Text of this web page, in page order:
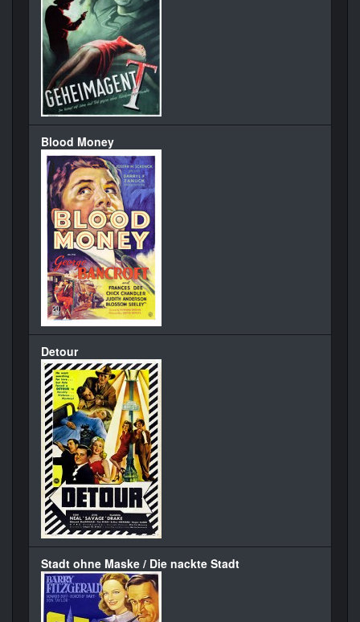
Blood Money
Detour
Stadt ohne Maske / Die nackte Stadt